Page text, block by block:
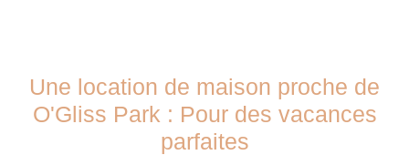
Une location de maison proche de
O'Gliss Park : Pour des vacances
parfaites